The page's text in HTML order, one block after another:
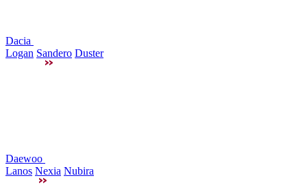
Dacia
Logan Sandero Duster
Daewoo
Lanos Nexia Nubira